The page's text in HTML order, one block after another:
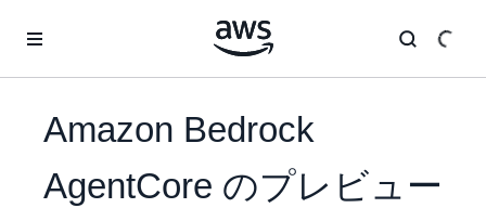
Amazon Bedrock
AgentCore のプレビュー